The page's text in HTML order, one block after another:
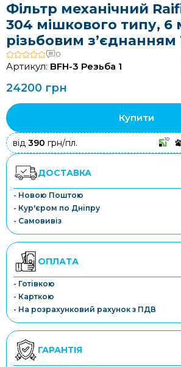
Фільтр механічний
304 мішкового типу, 6
різьбовим з’єднанням
0
Артикул: BFH-3 Резьба 1
24200 грн
Купити
від 390 грн/пл. 10
ДОСТАВКА
- Новою Поштою
- Кур'єром по Дніпру
- Самовивіз
ОПЛАТА
- Готівкою
- Карткою
- На розрахунковий рахунок з ПДВ
ГАРАНТІЯ